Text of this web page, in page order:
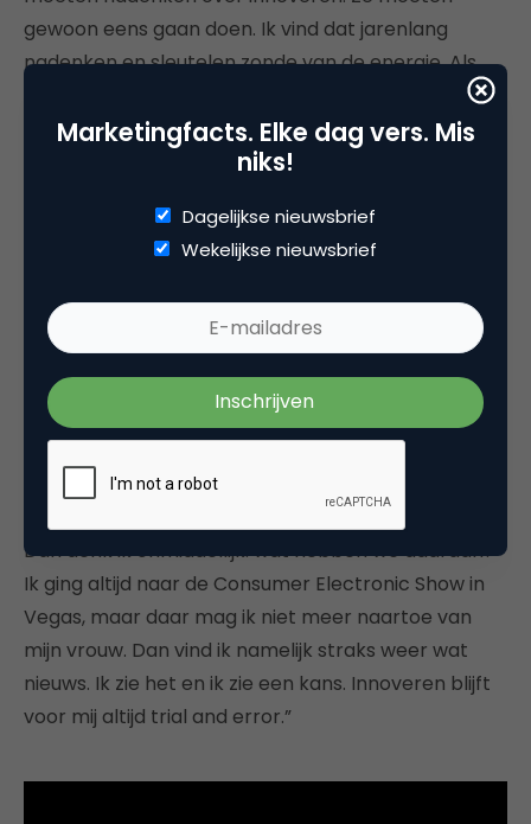
gewoon eens gaan doen. Ik vind dat jarenlang
nadenken en sleutelen zonde van de energie. Als
het goed voelt, probeer het gewoon. We hebben
het nu over productinnovatie, maar je kunt dat
doortrekken naar alle processen. Naar het
hele avond met iemand praten of het leuk is om
iets te gaan doen, maar ik denk: ga er gewoon
proberen in plaats van lang praten.”
Hiemstra is dan ook geen techneut. “Ik ben meer
een ondernemer. Ik zie kansen. Ik heb fantasieën. Ik
kijk naar de mogelijkheden en de kansen. Voor de
ontwikkeling huur ik mensen in. Ik ben niet iemand
Dan denk ik onmiddellijk: wat hebben we daaraan?
Ik ging altijd naar de Consumer Electronic Show in
Vegas, maar daar mag ik niet meer naartoe van
mijn vrouw. Dan vind ik namelijk straks weer wat
nieuws. Ik zie het en ik zie een kans. Innoveren blijft
voor mij altijd trial and error.”
Marketingfacts. Elke dag vers. Mis
niks!
Dagelijkse nieuwsbrief
Wekelijkse nieuwsbrief